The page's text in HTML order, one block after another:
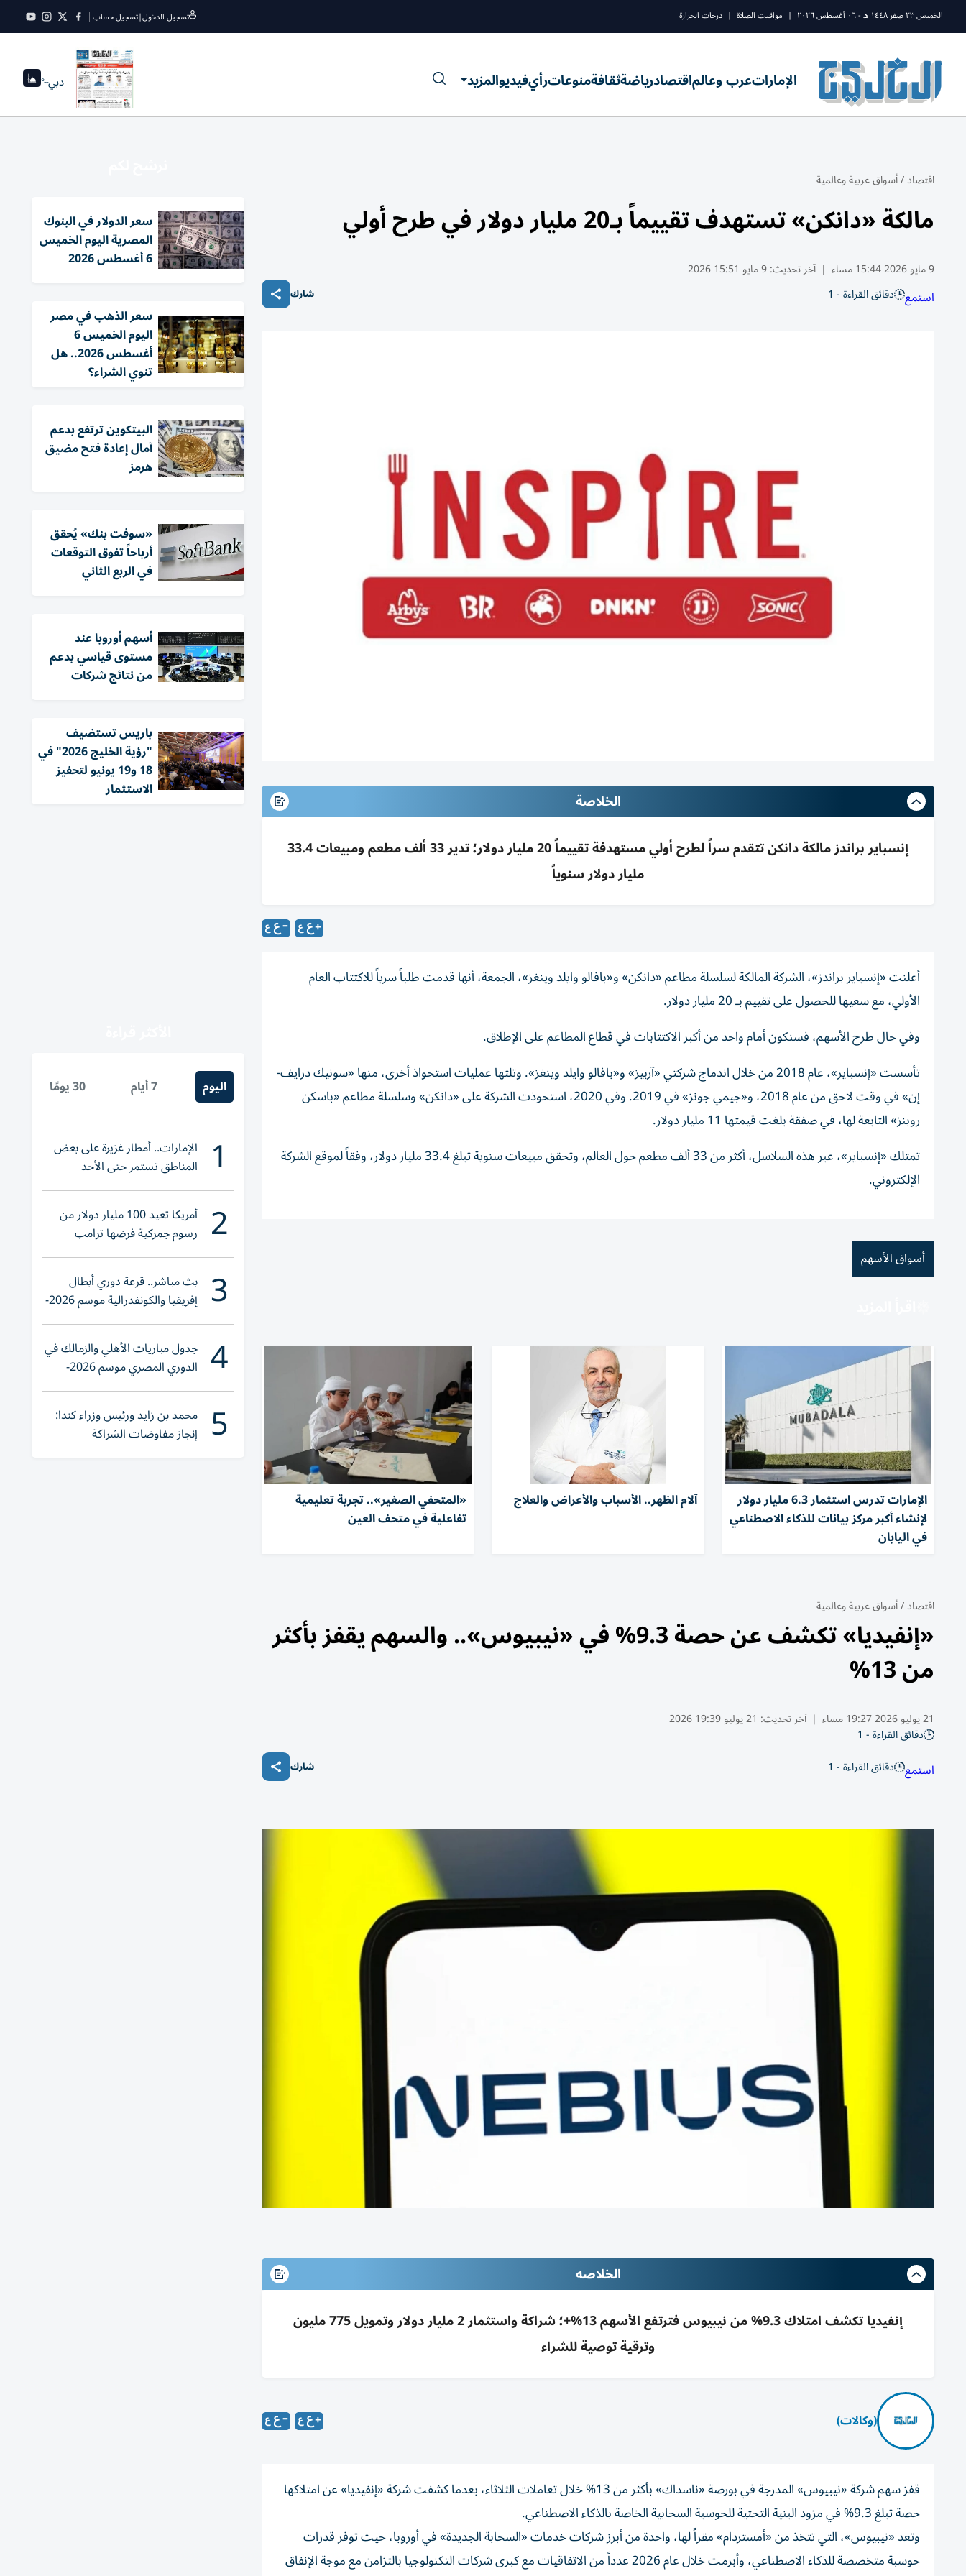
الخميس ٢٣ صفر ١٤٤٨ ه - ٠٦ أغسطس ٢٠٢٦ | مواقيت الصلاة | درجات الحرارة تسجيل الدخول|تسجيل حساب
الإماراتعرب وعالماقتصادرياضةثقافةمنوعاترأيفيديوالمزيد دبي--°
اقتصاد/أسواق عربية وعالمية
مالكة «دانكن» تستهدف تقييماً بـ20 مليار دولار في طرح أولي
9 مايو 2026 15:44 مساء | آخر تحديث:9 مايو 15:51 2026
استمع دقائق القراءة - 1 شارك
الخلاصة
إنسباير براندز مالكة دانكن تتقدم سراً لطرح أولي مستهدفة تقييماً 20 مليار دولار؛ تدير 33 ألف مطعم ومبيعات 33.4
مليار دولار سنوياً
أعلنت «إنسباير براندز»، الشركة المالكة لسلسلة مطاعم «دانكن» و«بافالو وايلد وينغز»، الجمعة، أنها قدمت طلباً سرياً للاكتتاب العام
الأولي، مع سعيها للحصول على تقييم بـ 20 مليار دولار.
وفي حال طرح الأسهم، فسنكون أمام واحد من أكبر الاكتتابات في قطاع المطاعم على الإطلاق.
تأسست «إنسباير»، عام 2018 من خلال اندماج شركتي «آربيز» و«بافالو وايلد وينغز». وتلتها عمليات استحواذ أخرى، منها «سونيك درايف-
إن» في وقت لاحق من عام 2018، و«جيمي جونز» في 2019. وفي 2020، استحوذت الشركة على «دانكن» وسلسلة مطاعم «باسكن
روبنز» التابعة لها، في صفقة بلغت قيمتها 11 مليار دولار.
تمتلك «إنسباير»، عبر هذه السلاسل، أكثر من 33 ألف مطعم حول العالم، وتحقق مبيعات سنوية تبلغ 33.4 مليار دولار، وفقاً لموقع الشركة
الإلكتروني.
أسواق الأسهم
الإمارات تدرس استثمار 6.3 مليار دولار
لإنشاء أكبر مركز بيانات للذكاء الاصطناعي
في اليابان
آلام الظهر.. الأسباب والأعراض والعلاج «المتحفي الصغير».. تجربة تعليمية
تفاعلية في متحف العين
اقتصاد/أسواق عربية وعالمية
«إنفيديا» تكشف عن حصة 9.3% في «نيبيوس».. والسهم يقفز بأكثر
من 13%
21 يوليو 2026 19:27 مساء | آخر تحديث: 21 يوليو 19:39 2026
دقائق القراءة - 1
استمع دقائق القراءة - 1 شارك
الخلاصه
إنفيديا تكشف امتلاك 9.3% من نيبيوس فترتفع الأسهم 13%+؛ شراكة واستثمار 2 مليار دولار وتمويل 775 مليون
وترقية توصية للشراء
(وكالات)
قفز سهم شركة «نيبيوس» المدرجة في بورصة «ناسداك» بأكثر من 13% خلال تعاملات الثلاثاء، بعدما كشفت شركة «إنفيديا» عن امتلاكها
حصة تبلغ 9.3% في مزود البنية التحتية للحوسبة السحابية الخاصة بالذكاء الاصطناعي.
وتعد «نيبيوس»، التي تتخذ من «أمستردام» مقراً لها، واحدة من أبرز شركات خدمات «السحابة الجديدة» في أوروبا، حيث توفر قدرات
حوسبة متخصصة للذكاء الاصطناعي، وأبرمت خلال عام 2026 عدداً من الاتفاقيات مع كبرى شركات التكنولوجيا بالتزامن مع موجة الإنفاق
سعر الدولار في البنوك
المصرية اليوم الخميس
6 أغسطس 2026
سعر الذهب في مصر
اليوم الخميس 6
أغسطس 2026.. هل
تنوي الشراء؟
البيتكوين ترتفع بدعم
آمال إعادة فتح مضيق
هرمز
«سوفت بنك» يُحقق
أرباحاً تفوق التوقعات
في الربع الثاني
أسهم أوروبا عند
مستوى قياسي بدعم
من نتائج شركات
باريس تستضيف
"رؤية الخليج 2026" في
18 و19 يونيو لتحفيز
الاستثمار
اليوم 7 أيام 30 يومًا
1 الإمارات.. أمطار غزيرة على بعض
المناطق تستمر حتى الأحد
2 أمريكا تعيد 100 مليار دولار من
رسوم جمركية فرضها ترامب
3 بث مباشر.. قرعة دوري أبطال
إفريقيا والكونفدرالية موسم 2026-
2027
4 جدول مباريات الأهلي والزمالك في
الدوري المصري موسم 2026-
2027
5 محمد بن زايد ورئيس وزراء كندا:
إنجاز مفاوضات الشراكة